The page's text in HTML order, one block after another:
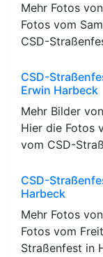
Mehr Fotos
Fotos vom
CSD-
CSD-
Erwin Harbeck
Mehr Bilder
Hier die Fotos
vom CSD-
CSD-
Harbeck
Mehr Fotos
Fotos vom
Straßenfest in